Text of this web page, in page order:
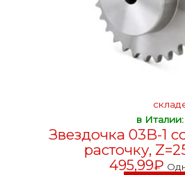
в
Звездочка 03B-1
расточку,
495,99₽